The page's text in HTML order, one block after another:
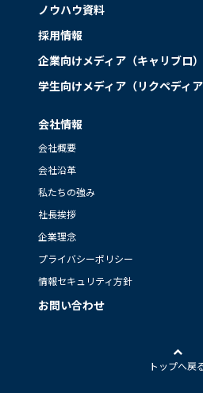
ノウハウ資料
採用情報
企業向けメディア（キャリブロ）
学生向けメディア（リクペディア
会社情報
会社概要
会社沿革
私たちの強み
社長挨拶
企業理念
プライバシーポリシー
情報セキュリティ方針
お問い合わせ
トップへ戻